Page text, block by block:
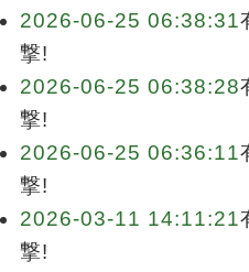
2026-06-25 06:38:31
撃!
2026-06-25 06:38:28
撃!
2026-06-25 06:36:11
撃!
2026-03-11 14:11:21
撃!